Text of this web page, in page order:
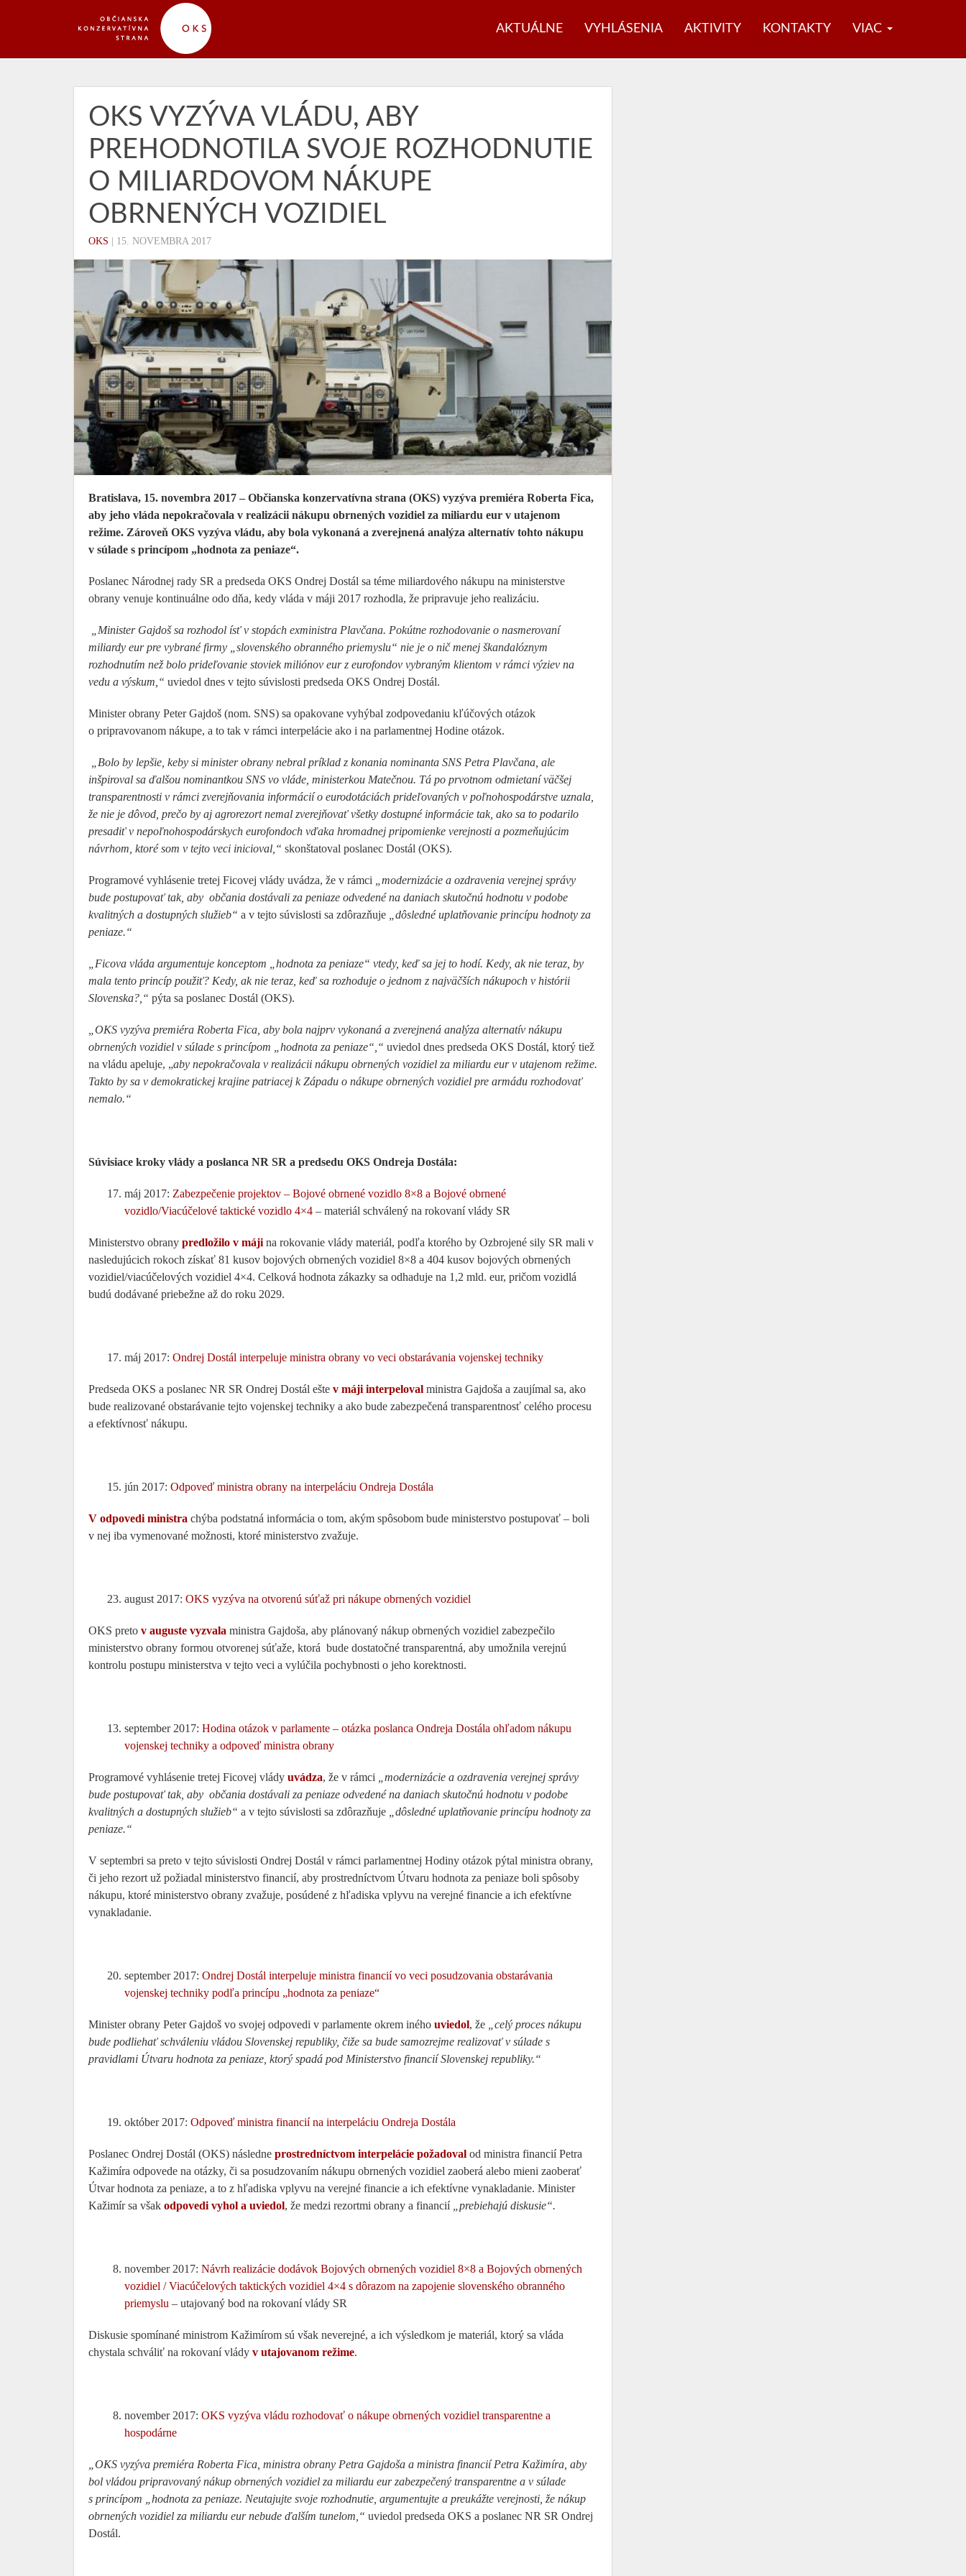
AKTUÁLNE VYHLÁSENIA AKTIVITY KONTAKTY VIAC
OKS VYZÝVA VLÁDU, ABY
PREHODNOTILA SVOJE ROZHODNUTIE
O MILIARDOVOM NÁKUPE
OBRNENÝCH VOZIDIEL
OKS 15. NOVEMBRA 2017
Bratislava, 15. novembra 2017 – Občianska konzervatívna strana (OKS) vyzýva premiéra Roberta Fica,
aby jeho vláda nepokračovala v realizácii nákupu obrnených vozidiel za miliardu eur v utajenom
režime. Zároveň OKS vyzýva vládu, aby bola vykonaná a zverejnená analýza alternatív tohto nákupu
v súlade s princípom „hodnota za peniaze“.
Poslanec Národnej rady SR a predseda OKS Ondrej Dostál sa téme miliardového nákupu na ministerstve
obrany venuje kontinuálne odo dňa, kedy vláda v máji 2017 rozhodla, že pripravuje jeho realizáciu.
„Minister Gajdoš sa rozhodol ísť v stopách exministra Plavčana. Pokútne rozhodovanie o nasmerovaní
miliardy eur pre vybrané firmy „slovenského obranného priemyslu“ nie je o nič menej škandalóznym
rozhodnutím než bolo prideľovanie stoviek miliónov eur z eurofondov vybraným klientom v rámci výziev na
vedu a výskum,“ uviedol dnes v tejto súvislosti predseda OKS Ondrej Dostál.
Minister obrany Peter Gajdoš (nom. SNS) sa opakovane vyhýbal zodpovedaniu kľúčových otázok
o pripravovanom nákupe, a to tak v rámci interpelácie ako i na parlamentnej Hodine otázok.
„Bolo by lepšie, keby si minister obrany nebral príklad z konania nominanta SNS Petra Plavčana, ale
inšpiroval sa ďalšou nominantkou SNS vo vláde, ministerkou Matečnou. Tá po prvotnom odmietaní väčšej
transparentnosti v rámci zverejňovania informácií o eurodotáciách prideľovaných v poľnohospodárstve uznala,
že nie je dôvod, prečo by aj agrorezort nemal zverejňovať všetky dostupné informácie tak, ako sa to podarilo
presadiť v nepoľnohospodárskych eurofondoch vďaka hromadnej pripomienke verejnosti a pozmeňujúcim
návrhom, ktoré som v tejto veci inicioval,“ skonštatoval poslanec Dostál (OKS).
Programové vyhlásenie tretej Ficovej vlády uvádza, že v rámci
„modernizácie a ozdravenia verejnej správy
bude postupovať tak, aby občania dostávali za peniaze odvedené na daniach skutočnú hodnotu v podobe
kvalitných a dostupných služieb“ a v tejto súvislosti sa zdôrazňuje
„dôsledné uplatňovanie princípu hodnoty za
peniaze.“
„Ficova vláda argumentuje konceptom „hodnota za peniaze“ vtedy, keď sa jej to hodí. Kedy, ak nie teraz, by
mala tento princíp použiť? Kedy, ak nie teraz, keď sa rozhoduje o jednom z najväčších nákupoch v histórii
Slovenska?,“ pýta sa poslanec Dostál (OKS).
„OKS vyzýva premiéra Roberta Fica, aby bola najprv vykonaná a zverejnená analýza alternatív nákupu
obrnených vozidiel v súlade s princípom „hodnota za peniaze“,“ uviedol dnes predseda OKS Dostál, ktorý tiež
na vládu apeluje, „aby nepokračovala v realizácii nákupu obrnených vozidiel za miliardu eur v utajenom režime.
Takto by sa v demokratickej krajine patriacej k Západu o nákupe obrnených vozidiel pre armádu rozhodovať
nemalo.“
Súvisiace kroky vlády a poslanca NR SR a predsedu OKS Ondreja Dostála:
máj 2017: Zabezpečenie projektov – Bojové obrnené vozidlo 8×8 a Bojové obrnené
vozidlo/Viacúčelové taktické vozidlo 4×4 – materiál schválený na rokovaní vlády SR
Ministerstvo obrany predložilo v máji na rokovanie vlády materiál, podľa ktorého by Ozbrojené sily SR mali v
nasledujúcich rokoch získať 81 kusov bojových obrnených vozidiel 8×8 a 404 kusov bojových obrnených
vozidiel/viacúčelových vozidiel 4×4. Celková hodnota zákazky sa odhaduje na 1,2 mld. eur, pričom vozidlá
budú dodávané priebežne až do roku 2029.
máj 2017: Ondrej Dostál interpeluje ministra obrany vo veci obstarávania vojenskej techniky
Predseda OKS a poslanec NR SR Ondrej Dostál ešte v máji interpeloval ministra Gajdoša a zaujímal sa, ako
bude realizované obstarávanie tejto vojenskej techniky a ako bude zabezpečená transparentnosť celého procesu
a efektívnosť nákupu.
jún 2017: Odpoveď ministra obrany na interpeláciu Ondreja Dostála
V odpovedi ministra chýba podstatná informácia o tom, akým spôsobom bude ministerstvo postupovať – boli
v nej iba vymenované možnosti, ktoré ministerstvo zvažuje.
august 2017: OKS vyzýva na otvorenú súťaž pri nákupe obrnených vozidiel
OKS preto v auguste vyzvala ministra Gajdoša, aby plánovaný nákup obrnených vozidiel zabezpečilo
ministerstvo obrany formou otvorenej súťaže, ktorá bude dostatočné transparentná, aby umožnila verejnú
kontrolu postupu ministerstva v tejto veci a vylúčila pochybnosti o jeho korektnosti.
september 2017: Hodina otázok v parlamente – otázka poslanca Ondreja Dostála ohľadom nákupu
vojenskej techniky a odpoveď ministra obrany
Programové vyhlásenie tretej Ficovej vlády uvádza, že v rámci
„modernizácie a ozdravenia verejnej správy
bude postupovať tak, aby občania dostávali za peniaze odvedené na daniach skutočnú hodnotu v podobe
kvalitných a dostupných služieb“ a v tejto súvislosti sa zdôrazňuje
„dôsledné uplatňovanie princípu hodnoty za
peniaze.“
V septembri sa preto v tejto súvislosti Ondrej Dostál v rámci parlamentnej Hodiny otázok pýtal ministra obrany,
či jeho rezort už požiadal ministerstvo financií, aby prostredníctvom Útvaru hodnota za peniaze boli spôsoby
nákupu, ktoré ministerstvo obrany zvažuje, posúdené z hľadiska vplyvu na verejné financie a ich efektívne
vynakladanie.
september 2017: Ondrej Dostál interpeluje ministra financií vo veci posudzovania obstarávania
vojenskej techniky podľa princípu „hodnota za peniaze“
Minister obrany Peter Gajdoš vo svojej odpovedi v parlamente okrem iného uviedol, že
„celý proces nákupu
bude podliehať schváleniu vládou Slovenskej republiky, čiže sa bude samozrejme realizovať v súlade s
pravidlami Útvaru hodnota za peniaze, ktorý spadá pod Ministerstvo financií Slovenskej republiky.“
október 2017: Odpoveď ministra financií na interpeláciu Ondreja Dostála
Poslanec Ondrej Dostál (OKS) následne prostredníctvom interpelácie požadoval od ministra financií Petra
Kažimíra odpovede na otázky, či sa posudzovaním nákupu obrnených vozidiel zaoberá alebo mieni zaoberať
Útvar hodnota za peniaze, a to z hľadiska vplyvu na verejné financie a ich efektívne vynakladanie. Minister
Kažimír sa však odpovedi vyhol a uviedol, že medzi rezortmi obrany a financií „prebiehajú diskusie“.
november 2017: Návrh realizácie dodávok Bojových obrnených vozidiel 8×8 a Bojových obrnených
vozidiel / Viacúčelových taktických vozidiel 4×4 s dôrazom na zapojenie slovenského obranného
priemyslu – utajovaný bod na rokovaní vlády SR
Diskusie spomínané ministrom Kažimírom sú však neverejné, a ich výsledkom je materiál, ktorý sa vláda
chystala schváliť na rokovaní vlády v utajovanom režime.
november 2017: OKS vyzýva vládu rozhodovať o nákupe obrnených vozidiel transparentne a
hospodárne
„OKS vyzýva premiéra Roberta Fica, ministra obrany Petra Gajdoša a ministra financií Petra Kažimíra, aby
bol vládou pripravovaný nákup obrnených vozidiel za miliardu eur zabezpečený transparentne a v súlade
s princípom „hodnota za peniaze. Neutajujte svoje rozhodnutie, argumentujte a preukážte verejnosti, že nákup
obrnených vozidiel za miliardu eur nebude ďalším tunelom,“ uviedol predseda OKS a poslanec NR SR Ondrej
Dostál.